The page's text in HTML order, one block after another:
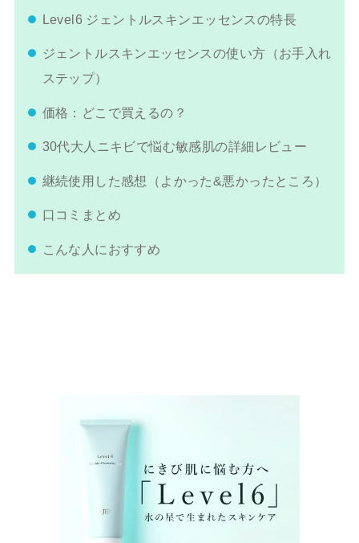
Level6 ジェントルスキンエッセンスの特長
ジェントルスキンエッセンスの使い方（お手入れ
ステップ）
価格：どこで買えるの？
30代大人ニキビで悩む敏感肌の詳細レビュー
継続使用した感想（よかった&悪かったところ）
口コミまとめ
こんな人におすすめ